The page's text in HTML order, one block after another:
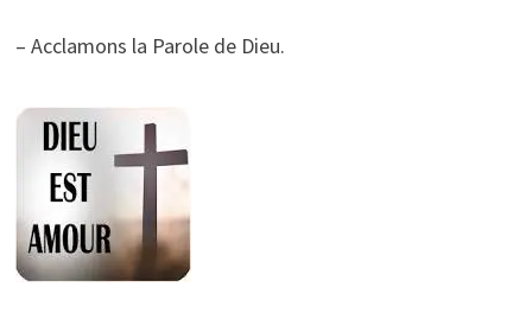
– Acclamons la Parole de Dieu.